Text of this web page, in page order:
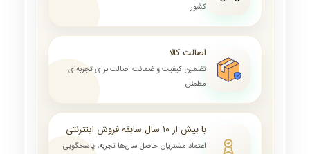
کشور
اصالت کالا
تضمین کیفیت و ضمانت اصالت برای تجربه‌ای
مطمئن
با بیش از ۱۰ سال سابقه فروش اینترنتی
اعتماد مشتریان حاصل سال‌ها تجربه، پاسخگویی